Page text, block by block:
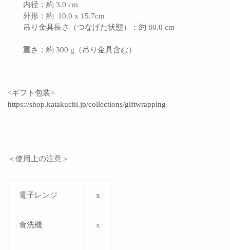
内径：約 3.0 cm
外形：約 10.0 x 15.7cm
吊り金具長さ（つなげた状態）：約 80.0 cm
重さ：約 300 g（吊り金具含む）
<ギフト包装>
https://shop.katakuchi.jp/collections/giftwrapping
＜使用上の注意＞
電子レンジ x
食洗機 x